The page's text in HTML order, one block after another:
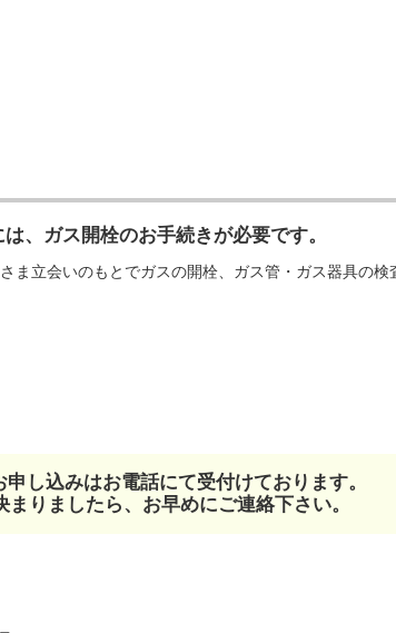
、ガス開栓のお手続きが必要です。
ま立会いのもとでガスの開栓、ガス管・ガス器具の検
し込みはお電話にて受付けております。
りましたら、お早めにご連絡下さい。